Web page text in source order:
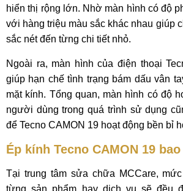
hiển thị rộng lớn. Nhờ màn hình có độ
với hàng triệu màu sắc khác nhau giúp
sắc nét đến từng chi tiết nhỏ.
Ngoài ra, màn hình của điện thoại
giúp hạn chế tình trạng bám dấu vân
mặt kính. Tổng quan, màn hình có độ
người dùng trong quá trình sử dụng
để Tecno CAMON 19 hoạt động bền bỉ
Ép kính Tecno CAMON 19
Tại trung tâm sửa chữa MCCare,
từng sản phẩm hay dịch vụ sẽ đều